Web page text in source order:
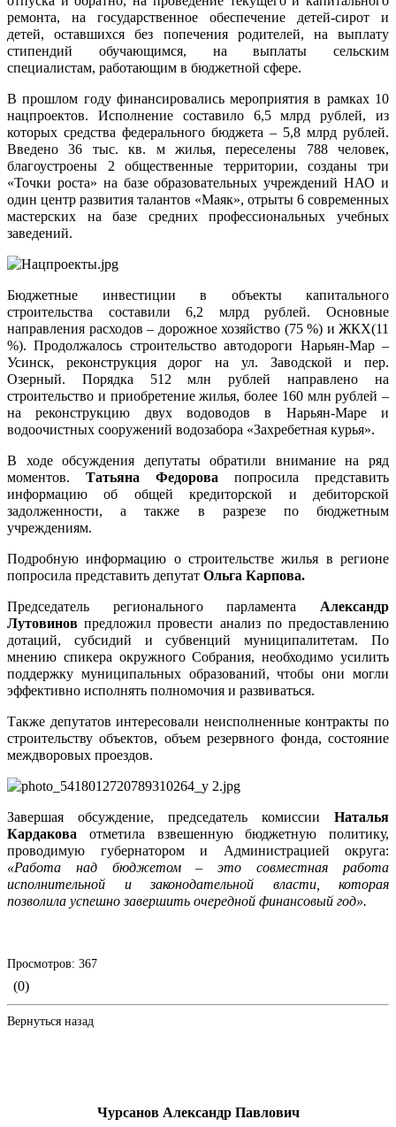
ремонта, на государственное обеспечение детей-сирот и
детей, оставшихся без попечения родителей, на выплату
стипендий обучающимся, на выплаты сельским
специалистам, работающим в бюджетной сфере.
В прошлом году финансировались мероприятия в рамках 10
нацпроектов. Исполнение составило 6,5 млрд рублей, из
которых средства федерального бюджета – 5,8 млрд рублей.
Введено 36 тыс. кв. м жилья, переселены 788 человек,
благоустроены 2 общественные территории, созданы три
«Точки роста» на базе образовательных учреждений НАО и
один центр развития талантов «Маяк», отрыты 6 современных
мастерских на базе средних профессиональных учебных
заведений.
Бюджетные инвестиции в объекты капитального
строительства составили 6,2 млрд рублей. Основные
направления расходов – дорожное хозяйство (75 %) и ЖКХ(11
%). Продолжалось строительство автодороги Нарьян-Мар –
Усинск, реконструкция дорог на ул. Заводской и пер.
Озерный. Порядка 512 млн рублей направлено на
строительство и приобретение жилья, более 160 млн рублей –
на реконструкцию двух водоводов в Нарьян-Маре и
водоочистных сооружений водозабора «Захребетная курья».
В ходе обсуждения депутаты обратили внимание на ряд
моментов. Татьяна Федорова попросила представить
информацию об общей кредиторской и дебиторской
задолженности, а также в разрезе по бюджетным
учреждениям.
Подробную информацию о строительстве жилья в регионе
попросила представить депутат Ольга Карпова.
Председатель регионального парламента Александр
Лутовинов предложил провести анализ по предоставлению
дотаций, субсидий и субвенций муниципалитетам. По
мнению спикера окружного Собрания, необходимо усилить
поддержку муниципальных образований, чтобы они могли
эффективно исполнять полномочия и развиваться.
Также депутатов интересовали неисполненные контракты по
строительству объектов, объем резервного фонда, состояние
междворовых проездов.
Завершая обсуждение, председатель комиссии Наталья
Кардакова отметила взвешенную бюджетную политику,
проводимую губернатором и Администрацией округа:
«Работа над бюджетом – это совместная работа
исполнительной и законодательной власти, которая
позволила успешно завершить очередной финансовый год».
Просмотров: 367
(0)
Вернуться назад
Чурсанов Александр Павлович